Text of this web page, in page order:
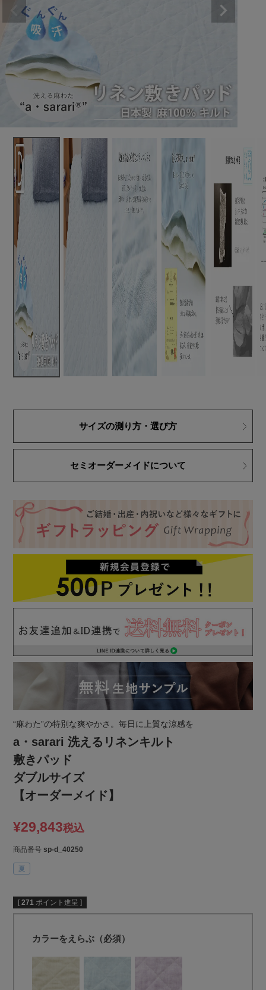
サイズの測り方・選び方
セミオーダーメイドについて
“麻わた”の特別な爽やかさ。毎日に上質な涼感を
a・sarari 洗えるリネンキルト
敷きパッド
ダブルサイズ
【オーダーメイド】
¥29,843税込
商品番号 sp-d_40250
夏
[ 271 ポイント進呈 ]
カラーをえらぶ（必須）